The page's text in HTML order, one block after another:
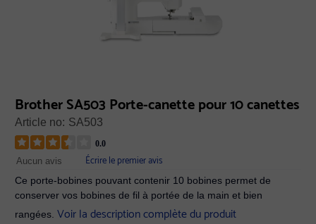
Brother SA503 Porte-canette pour 10 canettes
Article no: SA503
0.0
Aucun avis Écrire le premier avis
Ce porte-bobines pouvant contenir 10 bobines permet de
conserver vos bobines de fil à portée de la main et bien
rangées.Voir la description complète du produit